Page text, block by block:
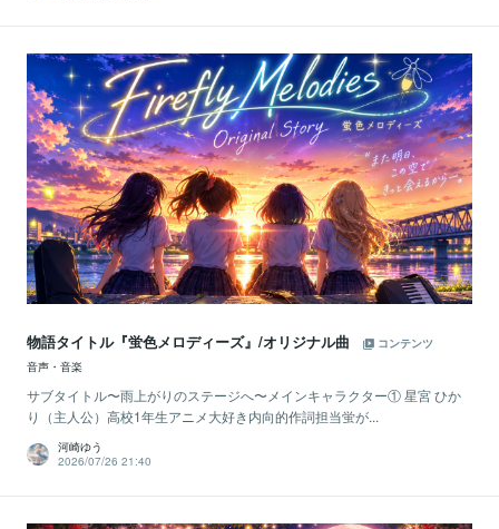
物語タイトル『蛍色メロディーズ』/オリジナル曲
コンテンツ
音声・音楽
サブタイトル〜雨上がりのステージへ〜メインキャラクター① 星宮 ひか
り（主人公）高校1年生アニメ大好き内向的作詞担当蛍が...
河崎ゆう
2026/07/26 21:40